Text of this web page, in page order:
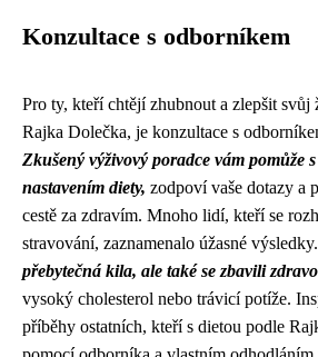
Konzultace s odborníkem
Pro ty, kteří chtějí zhubnout a zlepšit
Rajka Dolečka, je konzultace s
Zkušený výživový poradce vám pomůže
nastavením diety, zodpoví vaše dotazy a
cestě za zdravím. Mnoho lidí, kteří se
stravování, zaznamenalo úžasné výsledky.
přebytečná kila, ale také se zbavili
vysoký cholesterol nebo trávicí potíže.
příběhy ostatních, kteří s dietou podle